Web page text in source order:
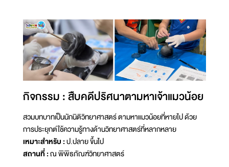
กิจกรรม : สืบคดีปริศนาตามหาเจ้าแมวน้อย
สวมบทบาทเป็นนักนิติวิทยาศาสตร์ ตามหาแมวน้อยที่หายไป ด้วย
การประยุกต์ใช้ความรู้ทางด้านวิทยาศาสตร์ที่หลากหลาย
เหมาะสำหรับ :ป.ปลาย ขึ้นไป
สถานที่ :ณ พิพิธภัณฑ์วิทยาศาสตร์